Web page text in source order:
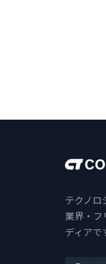
テクノロ
業界・フ
ディアで